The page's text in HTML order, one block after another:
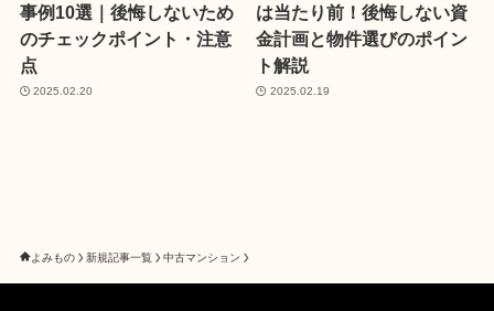
事例10選｜後悔しないため
のチェックポイント・注意
点
2025.02.20
は当たり前！後悔しない資
金計画と物件選びのポイン
ト解説
2025.02.19
よみもの 新規記事一覧 中古マンション